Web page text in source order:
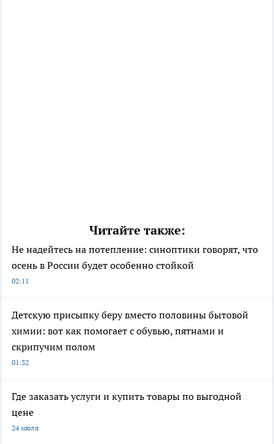
Читайте также:
Не надейтесь на потепление: синоптики говорят, что
осень в России будет особенно стойкой
02:11
Детскую присыпку беру вместо половины бытовой
химии: вот как помогает с обувью, пятнами и
скрипучим полом
01:32
Где заказать услуги и купить товары по выгодной
цене
24 июля